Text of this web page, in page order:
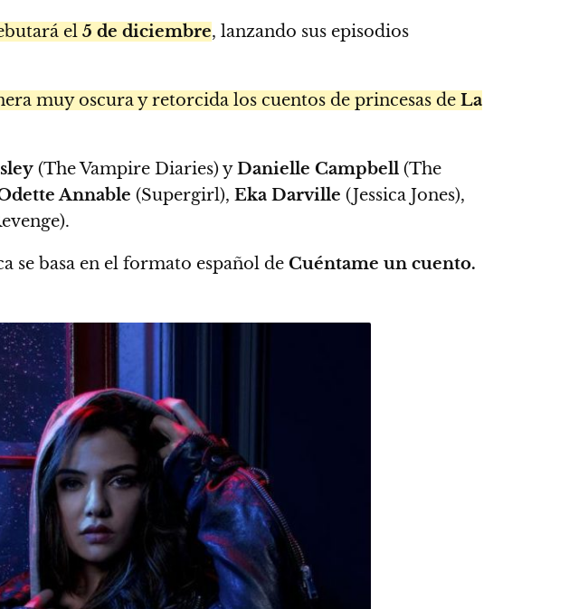
el 5 de diciembre, lanzando sus episodios
muy oscura y retorcida los cuentos de princesas de La
(The Vampire Diaries) yDanielle Campbell (The
Annable (Supergirl), Eka Darville (Jessica Jones),
se basa en el formato español de Cuéntame un cuento.